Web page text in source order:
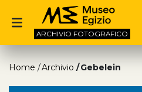
ARCHIVIO FOTOGRAFICO
Home Archivio Gebelein